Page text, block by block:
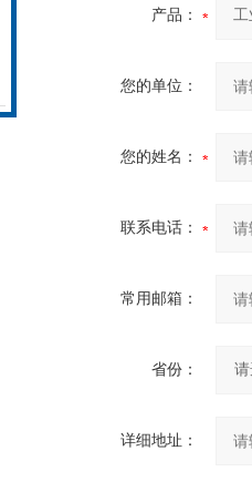
产品：
您的单位：
您的姓名：
联系电话：
常用邮箱：
省份：
详细地址：